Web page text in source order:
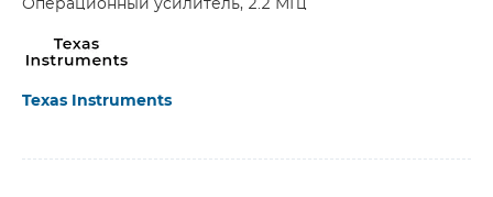
Операционный усилитель, 2.2 МГц
Texas Instruments